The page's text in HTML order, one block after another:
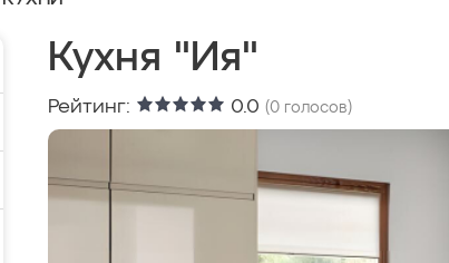
Кухня "Ия"
Рейтинг: 0.0 (0 голосов)